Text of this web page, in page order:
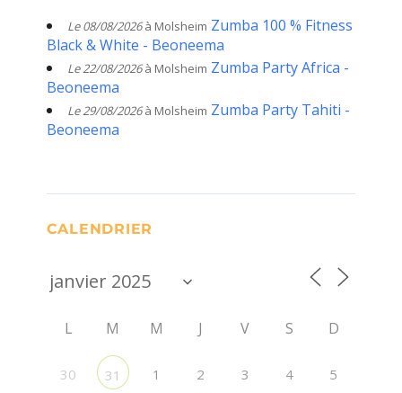
Le 08/08/2026à Molsheim Zumba 100 % Fitness
Black & White - Beoneema
Le 22/08/2026à Molsheim Zumba Party Africa -
Beoneema
Le 29/08/2026à Molsheim Zumba Party Tahiti -
Beoneema
CALENDRIER
L M M J V S D
30 31 1 2 3 4 5